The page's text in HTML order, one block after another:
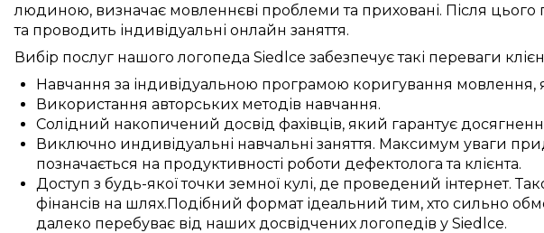
людиною, визначає мовленнєві проблеми та приховані. Після цього
та проводить індивідуальні онлайн заняття.
Вибір послуг нашого логопеда Siedlce забезпечує такі переваги
Навчання за індивідуальною програмою коригування мовлення,
Використання авторських методів навчання.
Солідний накопичений досвід фахівців, який гарантує
Виключно индивідуальні навчальні заняття. Максимум уваги
позначається на продуктивності роботи дефектолога та клієнта.
Доступ з будь-якої точки земної кулі, де проведений інтернет.
фінансів на шлях.Подібний формат ідеальний тим, хто сильно
далеко перебуває від наших досвідчених логопедів у Siedlce.